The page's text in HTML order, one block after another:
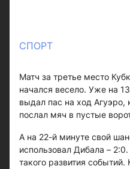
СПОРТ
Матч за третье место
начался весело. Уже на
выдал пас на ход Агуэро,
послал мяч в пустые
А на 22-й минуте свой
использовал Дибала –
такого развития